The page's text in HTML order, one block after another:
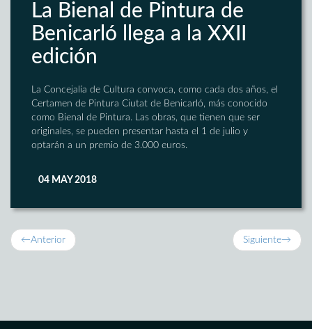
La Bienal de Pintura de
Benicarló llega a la XXII
edición
La Concejalía de Cultura convoca, como cada dos años, el
Certamen de Pintura Ciutat de Benicarló, más conocido
como Bienal de Pintura. Las obras, que tienen que ser
originales, se pueden presentar hasta el 1 de julio y
optarán a un premio de 3.000 euros.
04 MAY 2018
←Anterior Siguiente→